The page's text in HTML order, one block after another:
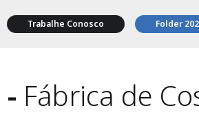
Trabalhe Conosco Folder
- Fábrica de